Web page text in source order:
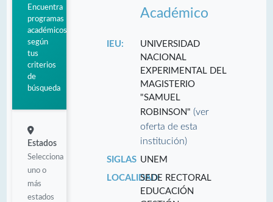
Encuentra
programas
académicos
según
tus
criterios
de
búsqueda
Estados
Selecciona
uno o
más
estados
Académico
IEU:
UNIVERSIDAD
NACIONAL
EXPERIMENTAL DEL
MAGISTERIO
"SAMUEL
ROBINSON"(ver
oferta de esta
institución)
SIGLAS UNEM
LOCALIDAD:SEDE RECTORAL
EDUCACIÓN